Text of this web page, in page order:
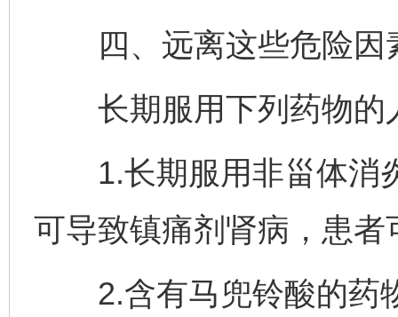
四、远离这些危险因
长期服用下列药物的
1.长期服用非甾体消
可导致镇痛剂肾病，患
2.含有马兜铃酸的药